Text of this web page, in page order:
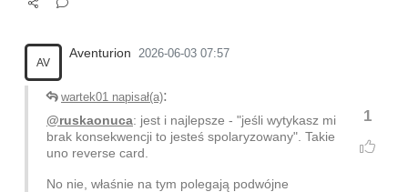
AV
Aventurion 2026-06-03 07:57
1
wartek01 napisał(a):
@ruskaonuca: jest i najlepsze - "jeśli wytykasz mi
brak konsekwencji to jesteś spolaryzowany". Takie
uno reverse card.
No nie, właśnie na tym polegają podwójne